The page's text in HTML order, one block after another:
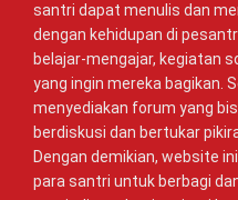
santri dapat menulis dan
dengan kehidupan di
belajar-mengajar, kegiatan
yang ingin mereka bagikan.
menyediakan forum yang
berdiskusi dan bertukar
Dengan demikian, website
para santri untuk berbagi